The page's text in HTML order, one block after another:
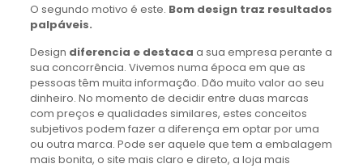
O segundo motivo é este. Bom design traz resultados
palpáveis.
Design diferencia e destaca a sua empresa perante a
sua concorrência. Vivemos numa época em que as
pessoas têm muita informação. Dão muito valor ao seu
dinheiro. No momento de decidir entre duas marcas
com preços e qualidades similares, estes conceitos
subjetivos podem fazer a diferença em optar por uma
ou outra marca. Pode ser aquele que tem a embalagem
mais bonita, o site mais claro e direto, a loja mais